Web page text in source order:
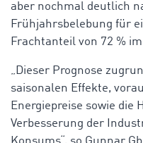
aber nochmal deutlich
Frühjahrsbelebung für
Frachtanteil von 72 %
„Dieser Prognose
saisonalen Effekte,
Energiepreise sowie die
Verbesserung der